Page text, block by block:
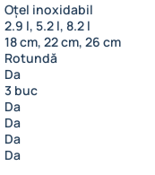
Oțel inoxidabil
2.9 l, 5.2 l, 8.2 l
18 cm, 22 cm, 26 cm
Rotundă
Da
3 buc
Da
Da
Da
Da